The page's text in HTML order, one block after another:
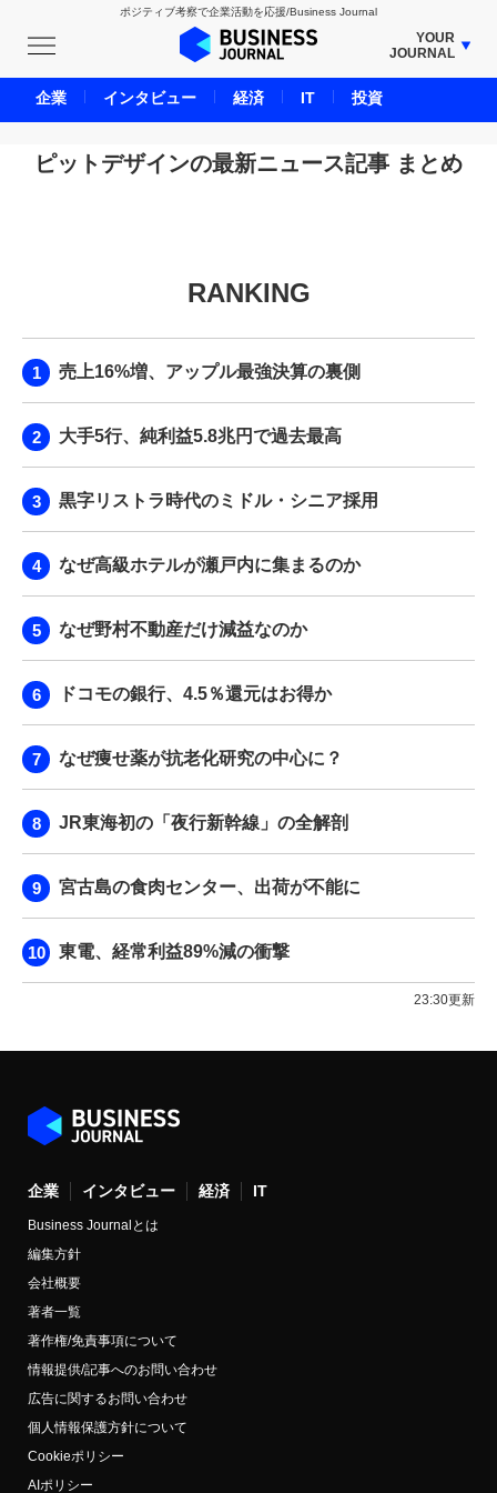
ポジティブ考察で企業活動を応援/Business Journal
YOUR
JOURNAL
BUSINESS JOURNAL
UNICORN JOURNAL
CARBON CREDITS JOURNAL
LIFE ENDING JOURNAL
BPaaS JOURNAL
ピットデザインの最新ニュース記事 まとめ
RANKING
売上16%増、アップル最強決算の裏側
大手5行、純利益5.8兆円で過去最高
黒字リストラ時代のミドル・シニア採用
なぜ高級ホテルが瀬戸内に集まるのか
なぜ野村不動産だけ減益なのか
ドコモの銀行、4.5％還元はお得か
なぜ痩せ薬が抗老化研究の中心に？
JR東海初の「夜行新幹線」の全解剖
宮古島の食肉センター、出荷が不能に
東電、経常利益89%減の衝撃
23:30更新
企業 インタビュー 経済 IT
Business Journalとは
編集方針
会社概要
著者一覧
著作権/免責事項について
情報提供/記事へのお問い合わせ
広告に関するお問い合わせ
個人情報保護方針について
Cookieポリシー
AIポリシー
企業 インタビュー 経済 IT 投資